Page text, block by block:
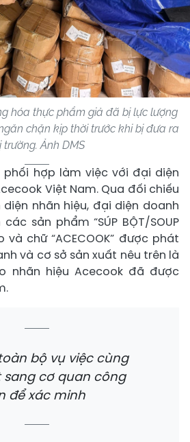
hóa thực phẩm giả đã bị lực lượng
chặn kịp thời trước khi bị đưa ra
trường. Ảnh DMS
phối hợp làm việc với đại diện
Việt Nam. Qua đối chiếu
nhãn hiệu, đại diện doanh
sản phẩm “SÚP BỘT/SOUP
và chữ “ACECOOK” được phát
và cơ sở sản xuất nêu trên là
nhãn hiệu Acecook đã được
bộ vụ việc cùng
sang cơ quan công
để xác minh